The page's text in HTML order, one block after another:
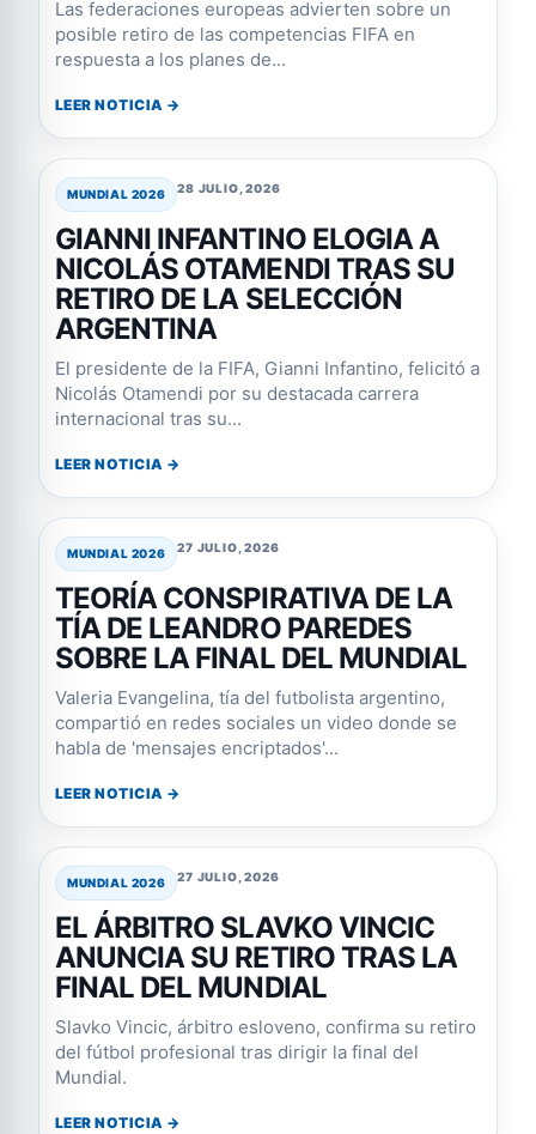
Las federaciones europeas advierten sobre un
posible retiro de las competencias FIFA en
respuesta a los planes de...
LEER NOTICIA →
MUNDIAL 2026 28 JULIO, 2026
GIANNI INFANTINO ELOGIA A
NICOLÁS OTAMENDI TRAS SU
RETIRO DE LA SELECCIÓN
ARGENTINA
El presidente de la FIFA, Gianni Infantino, felicitó a
Nicolás Otamendi por su destacada carrera
internacional tras su...
LEER NOTICIA →
MUNDIAL 2026 27 JULIO, 2026
TEORÍA CONSPIRATIVA DE LA
TÍA DE LEANDRO PAREDES
SOBRE LA FINAL DEL MUNDIAL
Valeria Evangelina, tía del futbolista argentino,
compartió en redes sociales un video donde se
habla de 'mensajes encriptados'...
LEER NOTICIA →
MUNDIAL 2026 27 JULIO, 2026
EL ÁRBITRO SLAVKO VINCIC
ANUNCIA SU RETIRO TRAS LA
FINAL DEL MUNDIAL
Slavko Vincic, árbitro esloveno, confirma su retiro
del fútbol profesional tras dirigir la final del
Mundial.
LEER NOTICIA →